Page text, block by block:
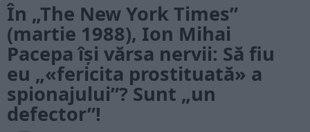
În „The New York Times”
(martie 1988), Ion Mihai
Pacepa își vărsa nervii: Să fiu
eu „«fericita prostituată» a
spionajului”? Sunt „un
defector”!